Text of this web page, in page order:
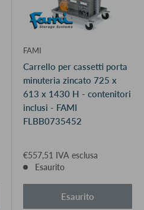
FAMI
Carrello per cassetti porta
minuteria zincato 725 x
613 x 1430 H - contenitori
inclusi - FAMI
FLBB0735452
€557,51 IVA esclusa
Esaurito
Esaurito